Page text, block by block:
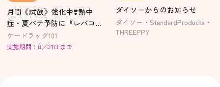
月間《試飲》強化中❣️熱中
症・夏バテ予防に『レバコー
ル』
ケードラッグ101
実施期間：8／31日まで
ダイソーからのお知らせ
ダイソー・StandardProducts・
THREEPPY